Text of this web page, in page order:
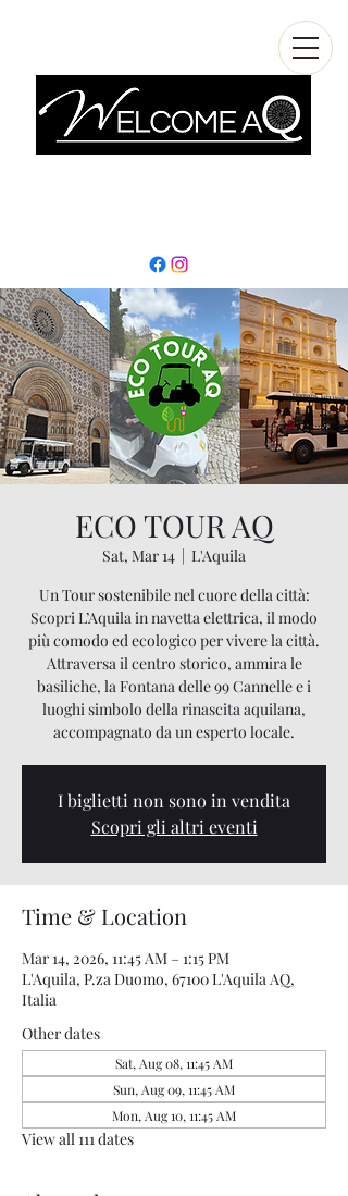
ECO TOUR AQ
Sat, Mar 14
  |
L'Aquila
Un Tour sostenibile nel cuore della città:
Scopri L’Aquila in navetta elettrica, il modo
più comodo ed ecologico per vivere la città.
Attraversa il centro storico, ammira le
basiliche, la Fontana delle 99 Cannelle e i
luoghi simbolo della rinascita aquilana,
accompagnato da un esperto locale.
I biglietti non sono in vendita
Scopri gli altri eventi
Time & Location
Mar 14, 2026, 11:45 AM – 1:15 PM
L'Aquila, P.za Duomo, 67100 L'Aquila AQ,
Italia
Other dates
Sat, Aug 08, 11:45 AM
Sun, Aug 09, 11:45 AM
Mon, Aug 10, 11:45 AM
View all 111 dates